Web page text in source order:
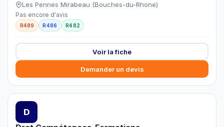
Les Pennes Mirabeau (Bouches-du-Rhone)
Pas encore d'avis
R489 R486 R482
Voir la fiche
Demander un devis
D